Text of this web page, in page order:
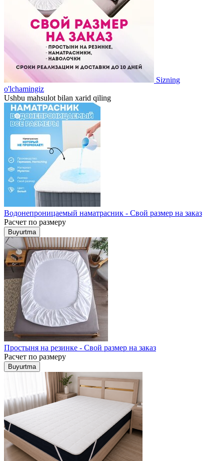
Sizning
o'lchamingiz
Ushbu mahsulot bilan xarid qiling
Водонепроницаемый наматрасник - Свой размер на заказ
Расчет по размеру
Buyurtma
Простыня на резинке - Свой размер на заказ
Расчет по размеру
Buyurtma